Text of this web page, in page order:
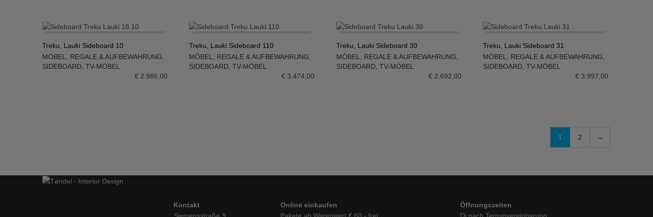
IN DEN WARENKORB
Treku, Lauki Sideboard 10
MÖBEL
REGALE & AUFBEWAHRUNG
SIDEBOARD TV-MÖBEL
€2.986,00
IN DEN WARENKORB
Treku, Lauki Sideboard 110
MÖBEL
REGALE & AUFBEWAHRUNG
SIDEBOARD ,TV-MÖBEL
€ 3.474,00
IN DEN WARENKORB
Treku, Lauki Sideboard 30
MÖBEL
REGALE & AUFBEWAHRUNG
SIDEBOARD, TV-MÖBEL
€2.692,00
IN DEN WARENKORB
Treku, Lauki Sideboard 31
MÖBEL
REGALE & AUFBEWAHRUNG
SIDEBOARD ,TV-MÖBEL
€ 3.997,00
1 2 →
Kontakt
Online einkaufen
Öffnungszeiten